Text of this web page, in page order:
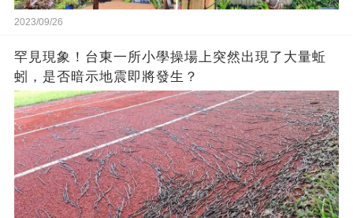
2023/09/26
罕見現象！台東一所小學操場上突然出現了大量蚯
蚓，是否暗示地震即將發生？